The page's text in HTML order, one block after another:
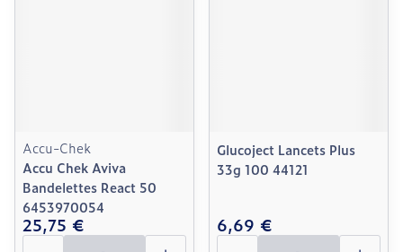
Accu-Chek
Accu Chek Aviva
Bandelettes React 50
6453970054
25,75 €
Quantité
Glucoject Lancets Plus
33g 100 44121
6,69 €
Quantité